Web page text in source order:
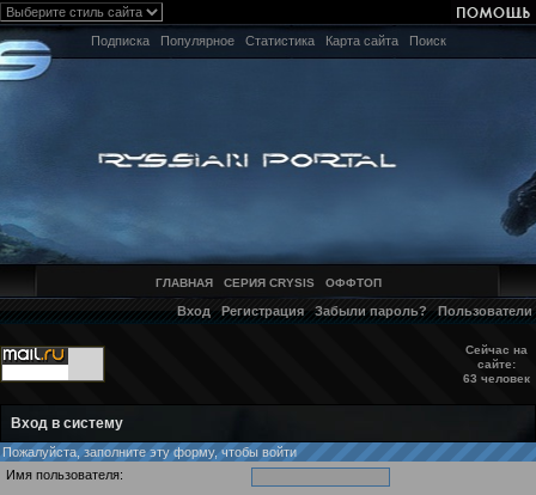
Подписка Популярное Статистика Карта сайта Поиск
ГЛАВНАЯ СЕРИЯ CRYSIS ОФФТОП
Вход Регистрация Забыли пароль? Пользователи
Сейчас на
сайте:
63 человек
Вход в систему
Пожалуйста, заполните эту форму, чтобы войти
Имя пользователя: